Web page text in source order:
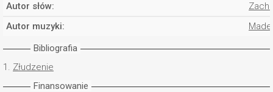
Autor słów:
Autor muzyki:
Bibliografia
1. Złudzenie
Finansowanie